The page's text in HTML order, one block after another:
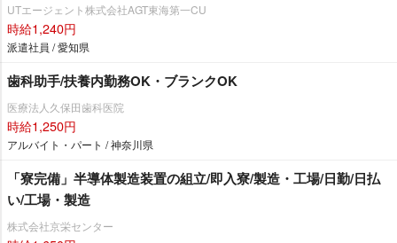
UTエージェント株式会社AGT東海第一CU
時給1,240円
派遣社員 / 愛知県
歯科助手/扶養内勤務OK・ブランクOK
医療法人久保田歯科医院
時給1,250円
アルバイト・パート / 神奈川県
「寮完備」半導体製造装置の組立/即入寮/製造・工場/日勤/日払
い/工場・製造
株式会社京栄センター